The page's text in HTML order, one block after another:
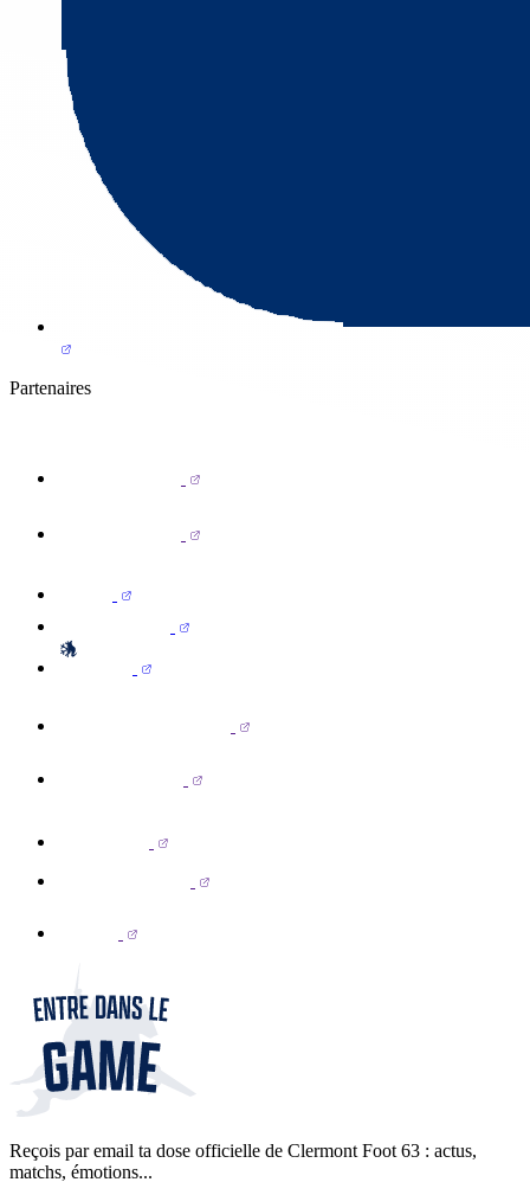
Partenaires
Reçois par email ta dose officielle de Clermont Foot 63 : actus,
matchs, émotions...